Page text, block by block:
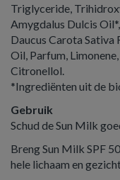
Triglyceride,
Amygdalus Dulcis
Daucus Carota Sativa
Oil, Parfum,
Citronellol.
*Ingrediënten uit de
Gebruik
Schud de Sun Milk
Breng Sun Milk SPF
hele lichaam en